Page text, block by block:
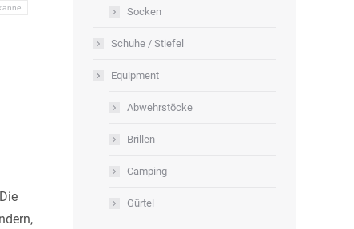
Socken
Schuhe / Stiefel
Equipment
Abwehrstöcke
Brillen
Camping
Gürtel